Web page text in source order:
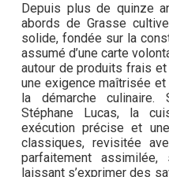
Depuis plus de quinze
abords de Grasse
solide, fondée sur la
assumé d’une carte
autour de produits frais
une exigence maîtrisée
la démarche
Stéphane Lucas, la
exécution précise et
classiques, revisitée
parfaitement
laissant s’exprimer des